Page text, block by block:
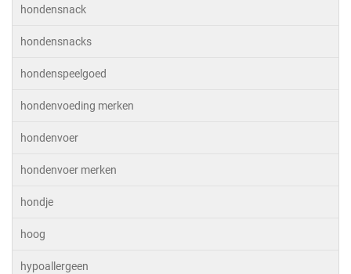
hondensnack
hondensnacks
hondenspeelgoed
hondenvoeding merken
hondenvoer
hondenvoer merken
hondje
hoog
hypoallergeen